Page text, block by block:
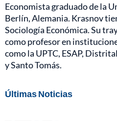
Economista graduado de la
Berlín, Alemania. Krasnov
Sociología Económica. Su
como profesor en
como la UPTC, ESAP,
y Santo Tomás.
Últimas Noticias